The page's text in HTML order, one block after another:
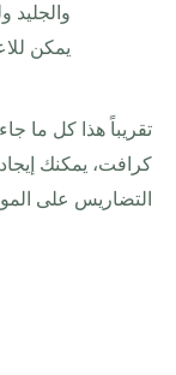
والجليد
يمكن
تقريباً هذا كل ما
كرافت، يمكنك
التضاريس على